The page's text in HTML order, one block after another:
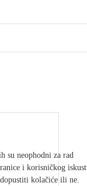
su neophodni za rad
i korisničkog
kolačiće ili ne.